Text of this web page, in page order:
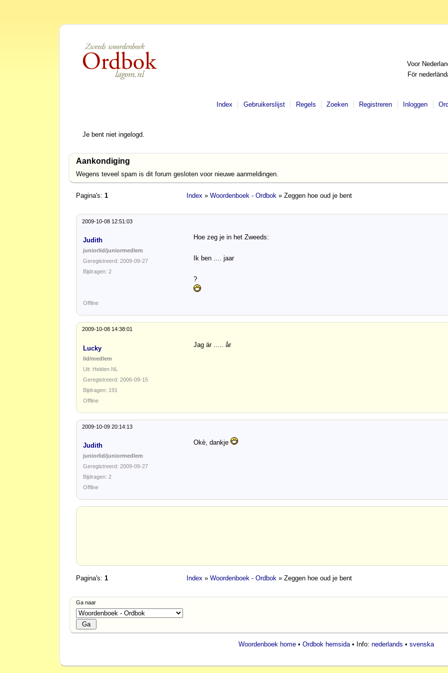
Voor
För
Index Gebruikerslijst Regels Zoeken Registreren Inloggen
Je bent niet ingelogd.
Aankondiging
Wegens teveel spam is dit forum gesloten voor nieuwe aanmeldingen.
Pagina's: 1 Index » Woordenboek - Ordbok » Zeggen hoe oud je bent
2009-10-08 12:51:03
Judith
juniorlid/juniormedlem
Geregistreerd: 2009-09-27
Bijdragen: 2
Hoe zeg je in het Zweeds:
Ik ben .... jaar
?
Offline
2009-10-08 14:38:01
Lucky
lid/medlem
Uit: Helden NL
Geregistreerd: 2006-09-15
Bijdragen: 191
Jag är ..... år
Offline
2009-10-09 20:14:13
Judith
juniorlid/juniormedlem
Geregistreerd: 2009-09-27
Bijdragen: 2
Okè, dankje
Offline
Pagina's: 1 Index » Woordenboek - Ordbok » Zeggen hoe oud je bent
Ga naar
Woordenboek home• Ordbok hemsida• Info: nederlands • svenska